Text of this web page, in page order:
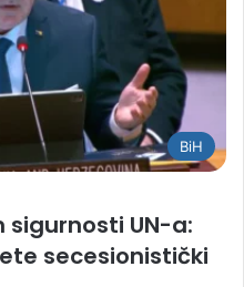
BiH
sigurnosti UN-a:
secesionistički